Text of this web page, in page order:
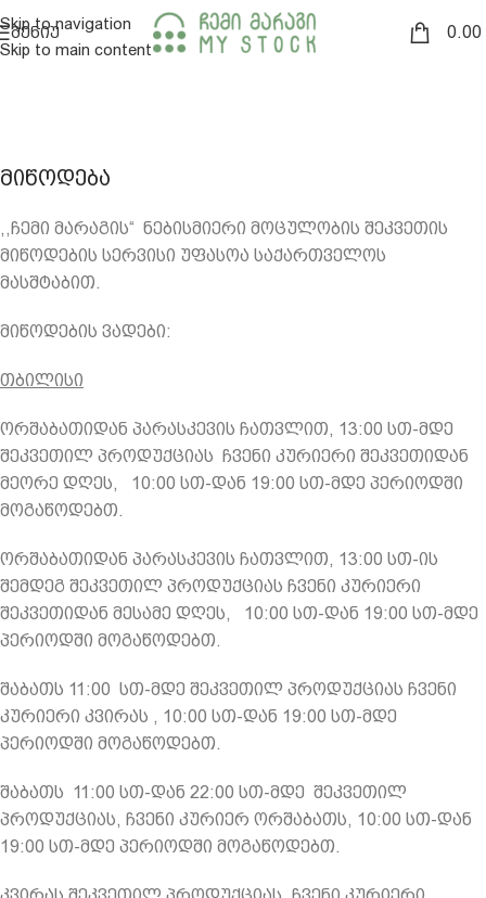
Skip to navigation
Skip to main content
ᲛᲔᲜᲘᲣ 0.00
ᲛᲘᲬᲝᲓᲔᲑᲐ
,,ჩემი მარაგის“ ნებისმიერი მოცულობის შეკვეთის
მიწოდების სერვისი უფასოა საქართველოს
მასშტაბით.
მიწოდების ვადები:
თბილისი
ორშაბათიდან პარასკევის ჩათვლით, 13:00 სთ-მდე
შეკვეთილ პროდუქციას ჩვენი კურიერი შეკვეთიდან
მეორე დღეს,
10:00 სთ-დან 19:00 სთ-მდე პერიოდში
მოგაწოდებთ.
ორშაბათიდან პარასკევის ჩათვლით, 13:00 სთ-ის
შემდეგ შეკვეთილ პროდუქციას ჩვენი კურიერი
შეკვეთიდან მესამე დღეს,
10:00 სთ-დან 19:00 სთ-მდე
პერიოდში მოგაწოდებთ.
შაბათს 11:00 სთ-მდე შეკვეთილ პროდუქციას ჩვენი
კურიერი კვირას , 10:00 სთ-დან 19:00 სთ-მდე
პერიოდში მოგაწოდებთ.
შაბათს 11:00 სთ-დან 22:00 სთ-მდე შეკვეთილ
პროდუქციას, ჩვენი კურიერ ორშაბათს, 10:00 სთ-დან
19:00 სთ-მდე პერიოდში მოგაწოდებთ.